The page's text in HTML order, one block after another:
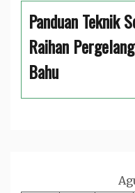
Panduan Teknik
Raihan
Bahu